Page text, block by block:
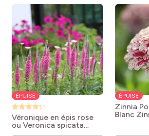
ÉPUISÉ
Véronique en épis rose
ou Veronica spicata
ÉPUISÉ
Zinnia
Blanc